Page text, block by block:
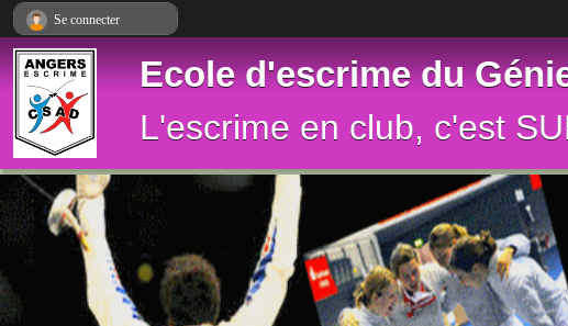
Ecole d'escrime du
L'escrime en club, c'est
Se connecter
Panneau de gestion des cookies